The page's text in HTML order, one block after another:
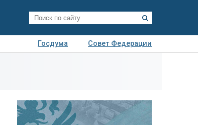
Госдума
Совет Федерации